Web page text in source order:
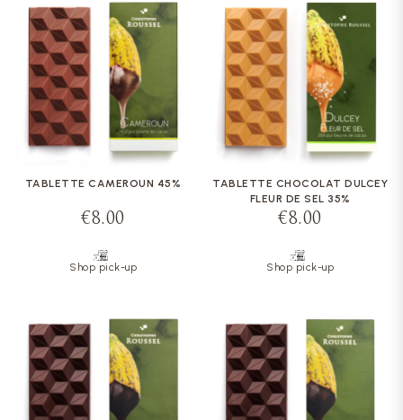
TABLETTE CAMEROUN 45%
€8.00
Shop pick-up
TABLETTE CHOCOLAT DULCEY
FLEUR DE SEL 35%
€8.00
Shop pick-up